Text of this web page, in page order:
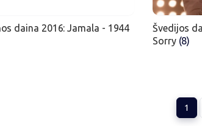
daina 2016: Jamala - 1944
Švedijos
Sorry (8)
1